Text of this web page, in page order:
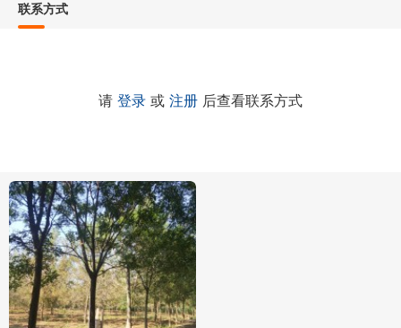
联系方式
请 登录 或 注册 后查看联系方式